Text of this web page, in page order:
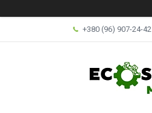
+380 (96) 907-24-42